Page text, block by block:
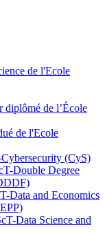
de l'Ecole
diplômé de l’École
de l'Ecole
(CyS)
Double Degree
Data and Economics
Data Science and